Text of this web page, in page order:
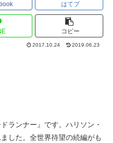
はてブ
コピー
2017.10.24 2019.06.23
ランナー』です。ハリソン・
した。全世界待望の続編がも